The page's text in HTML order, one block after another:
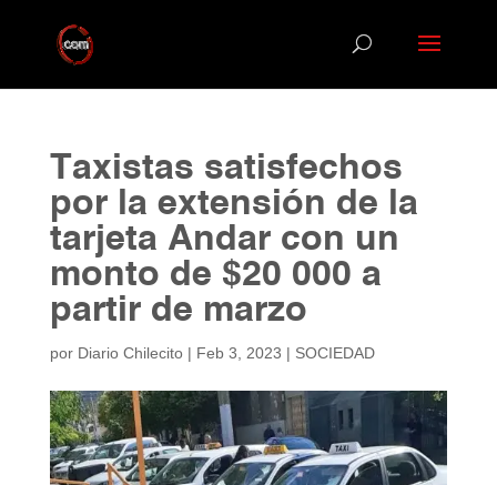
Taxistas satisfechos
por la extensión de la
tarjeta Andar con un
monto de $20 000 a
partir de marzo
por Diario Chilecito| Feb 3, 2023 | SOCIEDAD